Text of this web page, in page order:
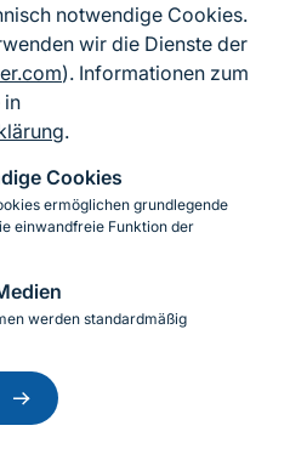
notwendige Cookies.
wir die Dienste der
). Informationen zum
in
.
Cookies
ermöglichen grundlegende
einwandfreie Funktion der
werden standardmäßig
Einwilligung
zurückziehen
zum BfN
Barrierefreiheit
LinkedIn
für Naturschutz